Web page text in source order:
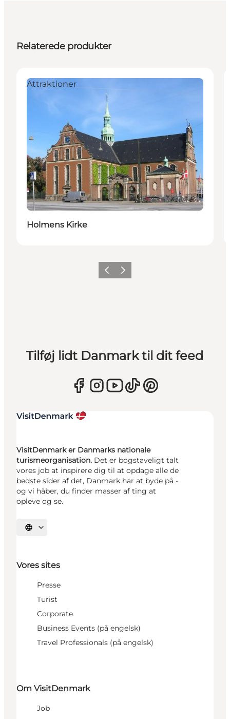
Relaterede produkter
Attraktioner
Holmens Kirke
ForrigeNæste
Tilføj lidt Danmark til dit feed
VisitDenmark er Danmarks nationale
turismeorganisation. Det er bogstaveligt talt
vores job at inspirere dig til at opdage alle de
bedste sider af det, Danmark har at byde på -
og vi håber, du finder masser af ting at
opleve og se.
Vælg sprog
Vores sites
Presse
Turist
Corporate
Business Events (på engelsk)
Travel Professionals (på engelsk)
Om VisitDenmark
Job